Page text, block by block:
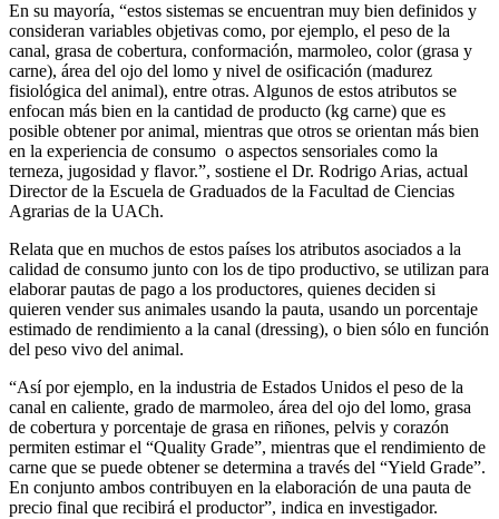
En su mayoría, “estos sistemas se encuentran muy bien definidos y
consideran variables objetivas como, por ejemplo, el peso de la
canal, grasa de cobertura, conformación, marmoleo, color (grasa y
carne), área del ojo del lomo y nivel de osificación (madurez
fisiológica del animal), entre otras. Algunos de estos atributos se
enfocan más bien en la cantidad de producto (kg carne) que es
posible obtener por animal, mientras que otros se orientan más bien
en la experiencia de consumo o aspectos sensoriales como la
terneza, jugosidad y flavor.”, sostiene el Dr. Rodrigo Arias, actual
Director de la Escuela de Graduados de la Facultad de Ciencias
Agrarias de la UACh.
Relata que en muchos de estos países los atributos asociados a la
calidad de consumo junto con los de tipo productivo, se utilizan para
elaborar pautas de pago a los productores, quienes deciden si
quieren vender sus animales usando la pauta, usando un porcentaje
estimado de rendimiento a la canal (dressing), o bien sólo en función
del peso vivo del animal.
“Así por ejemplo, en la industria de Estados Unidos el peso de la
canal en caliente, grado de marmoleo, área del ojo del lomo, grasa
de cobertura y porcentaje de grasa en riñones, pelvis y corazón
permiten estimar el “Quality Grade”, mientras que el rendimiento de
carne que se puede obtener se determina a través del “Yield Grade”.
En conjunto ambos contribuyen en la elaboración de una pauta de
precio final que recibirá el productor”, indica en investigador.